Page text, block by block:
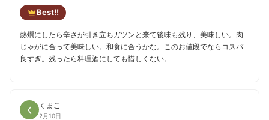
Best!!
熱燗にしたら辛さが引き立ちガツンと来て後味も残り、美味しい。肉
じゃがに合って美味しい。和食に合うかな。このお値段でならコスパ
良すぎ。残ったら料理酒にしても惜しくない。
く くまこ
2月10日